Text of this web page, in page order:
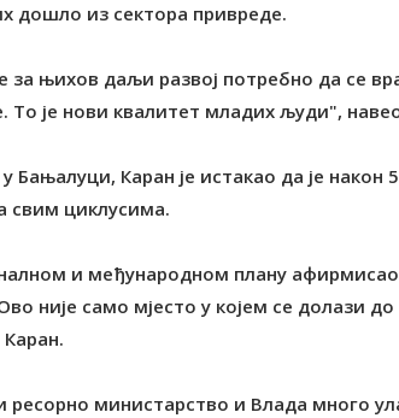
дошло из сектора привреде.
за њихов даљи развој потребно да се
је нови квалитет младих људи", навео
Бањалуци, Каран је истакао да је
свим циклусима.
и међународном плану
није само мјесто у којем се долази
ресорно министарство и Влада много